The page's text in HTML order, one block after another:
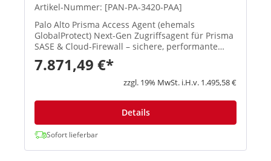
Artikel-Nummer: [PAN-PA-3420-PAA]
Palo Alto Prisma Access Agent (ehemals
GlobalProtect) Next-Gen Zugriffsagent für Prisma
SASE & Cloud-Firewall – sichere, performante
Remote-Verbindungen mit zentralem
Management. Neu: Umbenennung von
GlobalProtect → Prisma Acce...
7.871,49 €*
zzgl. 19% MwSt. i.H.v. 1.495,58 €
Details
Sofort lieferbar